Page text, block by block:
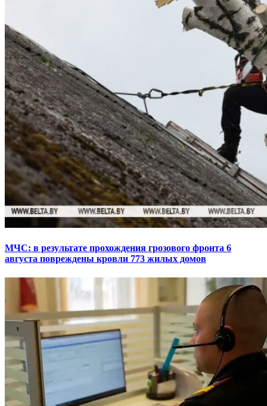
МЧС: в результате прохождения грозового фронта 6
августа повреждены кровли 773 жилых домов